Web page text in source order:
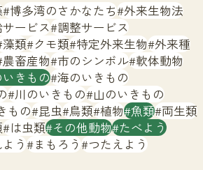
中 大
おかウェブセンターとは
イトマップ
博多湾のさかなたち 外来生物法
ービス 調整サービス
藻類 クモ類 特定外来生物 外来種
農畜産物 市のシンボル 軟体動物
きもの 海のいきもの
川のいきもの 山のいきもの
もの 昆虫 鳥類 植物 魚類 両生類
は虫類 その他動物 たべよう
う まもろう つたえよう